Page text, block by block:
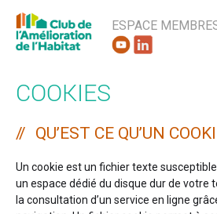
ESPACE
COOKIES
QU’EST CE QU’UN
Un cookie est un fichier texte
un espace dédié du disque dur de votre
la consultation d’un service en ligne